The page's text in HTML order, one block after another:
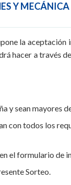
Y MECÁNICA
la
hacer a través
y sean mayores
con todos los
el formulario de
Sorteo.